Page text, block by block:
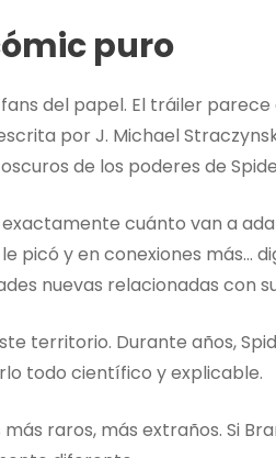
puro
del papel. El tráiler
por J. Michael
de los poderes de
cuánto van a
picó y en conexiones más…
nuevas relacionadas con
territorio. Durante años,
todo científico y explicable.
raros, más extraños. Si